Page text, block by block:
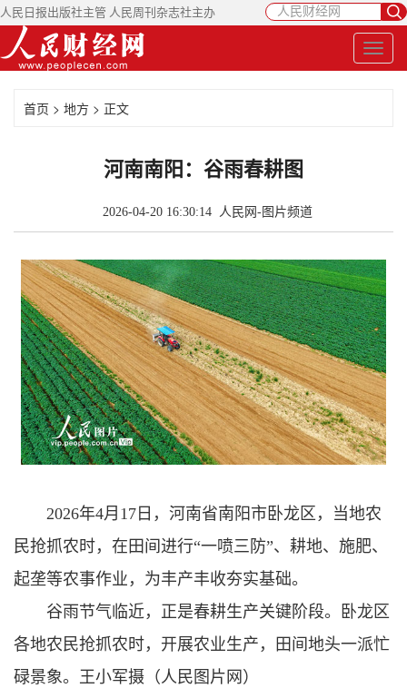
人民日报出版社主管 人民周刊杂志社主办
首页 > 地方 > 正文
河南南阳：谷雨春耕图
2026-04-20 16:30:14 人民网-图片频道
2026年4月17日，河南省南阳市卧龙区，当地农
民抢抓农时，在田间进行“一喷三防”、耕地、施肥、
起垄等农事作业，为丰产丰收夯实基础。
谷雨节气临近，正是春耕生产关键阶段。卧龙区
各地农民抢抓农时，开展农业生产，田间地头一派忙
碌景象。王小军摄（人民图片网）